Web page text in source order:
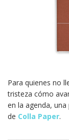
Para quienes no
tristeza cómo
en la agenda,
de Colla Paper.